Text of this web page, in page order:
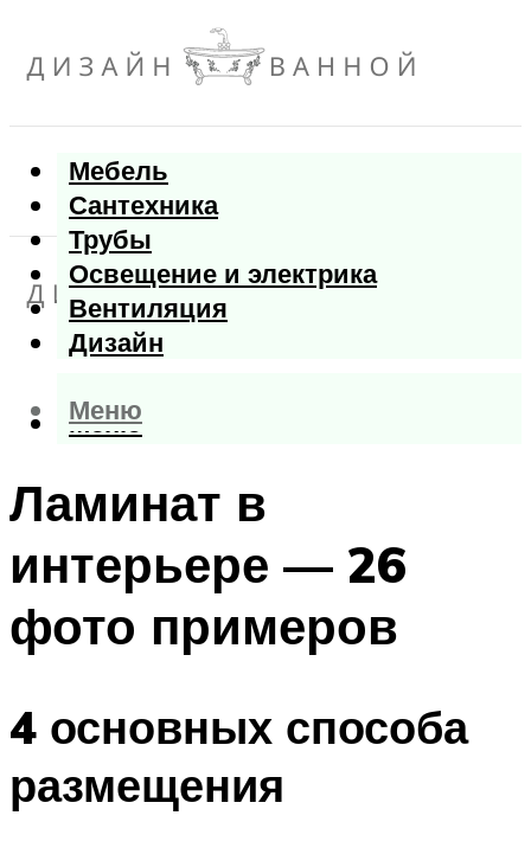
Мебель
Сантехника
Трубы
Освещение и электрика
Вентиляция
Дизайн
Меню
Меню
Ламинат в
интерьере — 26
фото примеров
4 основных способа
размещения